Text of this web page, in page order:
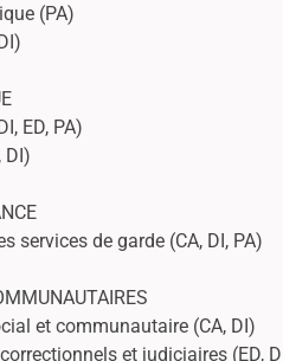
(PA)
ED, PA)
DI)
services de garde (CA, DI, PA)
et communautaire (CA, DI)
et judiciaires (ED,